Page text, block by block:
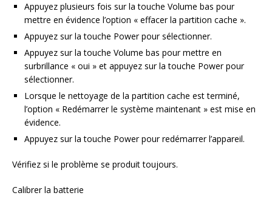
Appuyez plusieurs fois sur la touche Volume bas pour
mettre en évidence l’option « effacer la partition cache ».
Appuyez sur la touche Power pour sélectionner.
Appuyez sur la touche Volume bas pour mettre en
surbrillance « oui » et appuyez sur la touche Power pour
sélectionner.
Lorsque le nettoyage de la partition cache est terminé,
l’option « Redémarrer le système maintenant » est mise en
évidence.
Appuyez sur la touche Power pour redémarrer l’appareil.
Vérifiez si le problème se produit toujours.
Calibrer la batterie